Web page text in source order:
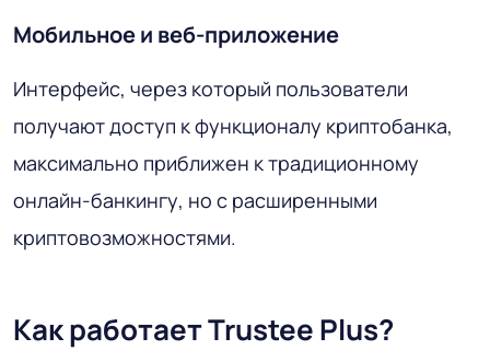
Мобильное и веб-приложение
Интерфейс, через который пользователи
получают доступ к функционалу криптобанка,
максимально приближен к традиционному
онлайн-банкингу, но с расширенными
криптовозможностями.
Как работает Trustee Plus?